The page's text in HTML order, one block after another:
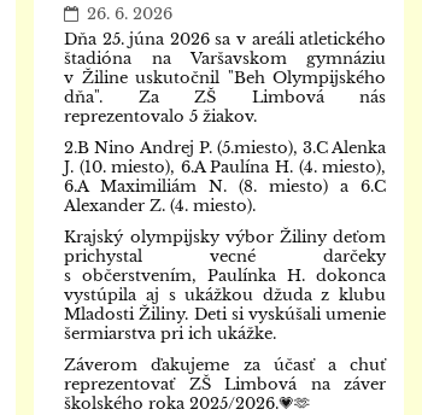
26. 6. 2026
Dňa 25. júna 2026 sa v areáli atletického
štadióna na Varšavskom gymnáziu
v Žiline uskutočnil "Beh Olympijského
dňa". Za ZŠ Limbová nás
reprezentovalo 5 žiakov.
2.B Nino Andrej P. (5.miesto), 3.C Alenka
J. (10. miesto), 6.A Paulína H. (4. miesto),
6.A Maximiliám N. (8. miesto) a 6.C
Alexander Z. (4. miesto).
Krajský olympijsky výbor Žiliny deťom
prichystal vecné darčeky
s občerstvením, Paulínka H. dokonca
vystúpila aj s ukážkou džuda z klubu
Mladosti Žiliny. Deti si vyskúšali umenie
šermiarstva pri ich ukážke.
Záverom ďakujeme za účasť a chuť
reprezentovať ZŠ Limbová na záver
školského roka 2025/2026.💗🫶